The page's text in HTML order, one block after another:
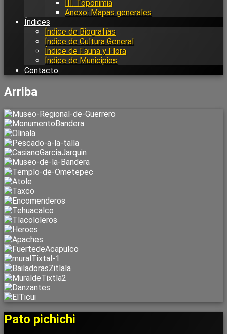
III. Toponimia
Anexo: Mapas generales
Índices
Índice de Biografías
Índice de Cultura General
Índice de Fauna y Flora
Índice de Municipios
Contacto
Arriba
Pato pichichi